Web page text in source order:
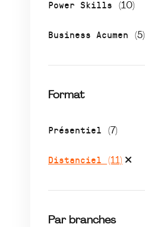
Power Skills (10)
Business Acumen (5)
Format
Présentiel (7)
Distanciel (11)
Par branches